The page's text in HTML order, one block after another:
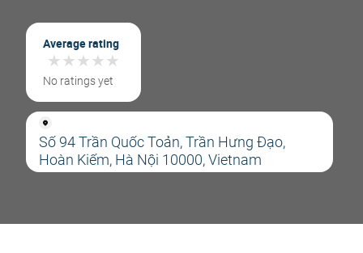
Average rating
★★★★★
★★★★★
No ratings yet
Số 94 Trần Quốc Toản, Trần Hưng Đạo,
Hoàn Kiếm, Hà Nội 10000, Vietnam